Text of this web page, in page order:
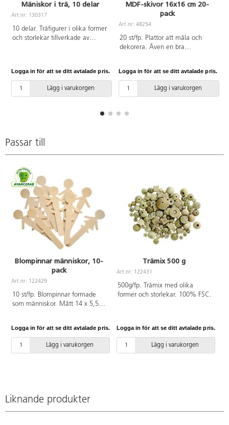
Mäniskor i trä, 10 delar
Art.nr: 130317
10 delar. Träfigurer i olika former
och storlekar tillverkade av
Inkluderar bomullspåse för enkel
förvaring. Mått: 65-78 mm. Av
FSC-märkt trä. PVC-fri. Från 18
Logga in för att se ditt avtalade pris.
Lägg i varukorgen
MDF-skivor 16x16 cm 20-
pack
Art.nr: 48254
20 st/fp. Plattor att måla och
dekorera. Även en bra
MDF. PVC-fri.
Logga in för att se ditt avtalade pris.
Lägg i varukorgen
Passar till
Blompinnar människor, 10-
pack
Art.nr: 122429
10 st/fp. Blompinnar formade
som människor. Mått 14 x 5,5
Logga in för att se ditt avtalade pris.
Lägg i varukorgen
Trämix 500 g
Art.nr: 122431
500g/fp. Trämix med olika
former och storlekar. 100% FSC.
Logga in för att se ditt avtalade pris.
Lägg i varukorgen
Liknande produkter